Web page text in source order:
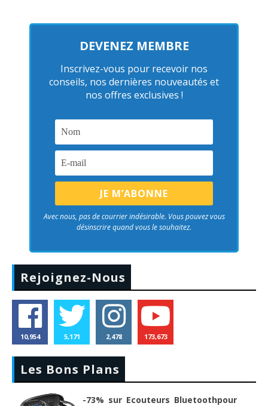
DEVENEZ MEMBRE
Inscrivez-vous pour recevoir nos
conseils, nos dernières nouveautés et
nos offres exclusives !
Avec nous, pas de courrier indésirable. Vous pouvez vous
désinscrire quand vous le souhaitez.
Rejoignez-Nous
10,954 5,171 2,478 173,673
Les Bons Plans
-73% sur Ecouteurs Bluetoothpour